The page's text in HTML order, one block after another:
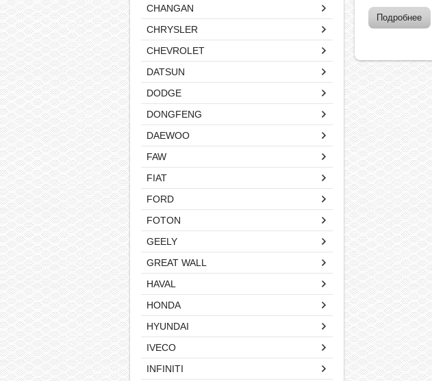
CHANGAN
CHRYSLER
CHEVROLET
DATSUN
DODGE
DONGFENG
DAEWOO
FAW
FIAT
FORD
FOTON
GEELY
GREAT WALL
HAVAL
HONDA
HYUNDAI
IVECO
INFINITI
Подробнее